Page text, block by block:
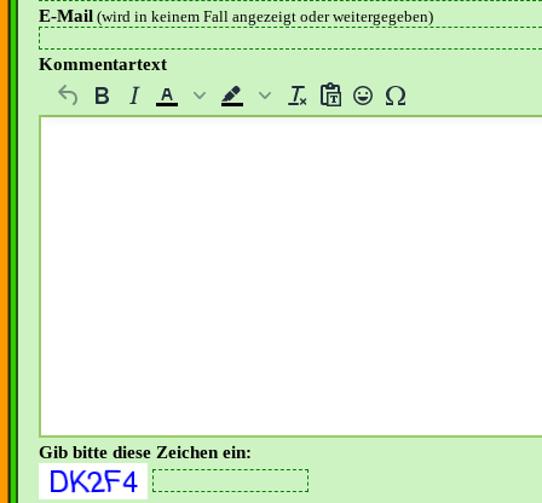
E-Mail (wird in keinem Fall angezeigt oder weitergegeben)
Kommentartext
Gib bitte diese Zeichen ein: